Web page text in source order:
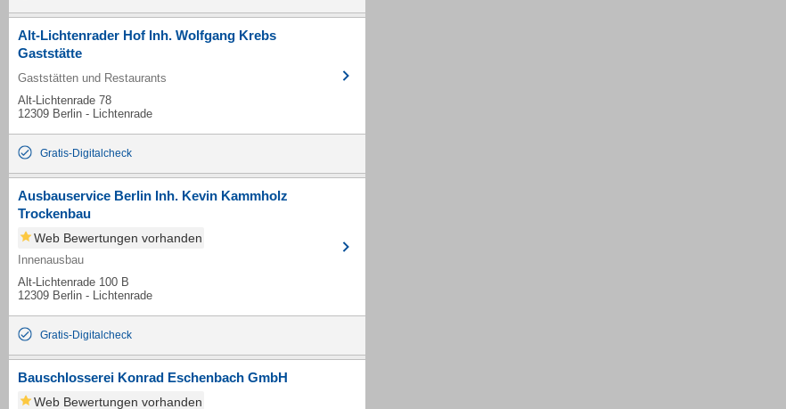
Alt-Lichtenrader Hof Inh. Wolfgang Krebs
Gaststätte
Gaststätten und Restaurants
Alt-Lichtenrade 78
12309 Berlin - Lichtenrade
Gratis-Digitalcheck
Ausbauservice Berlin Inh. Kevin Kammholz
Trockenbau
Web Bewertungen vorhanden
Innenausbau
Alt-Lichtenrade 100 B
12309 Berlin - Lichtenrade
Gratis-Digitalcheck
Bauschlosserei Konrad Eschenbach GmbH
Web Bewertungen vorhanden